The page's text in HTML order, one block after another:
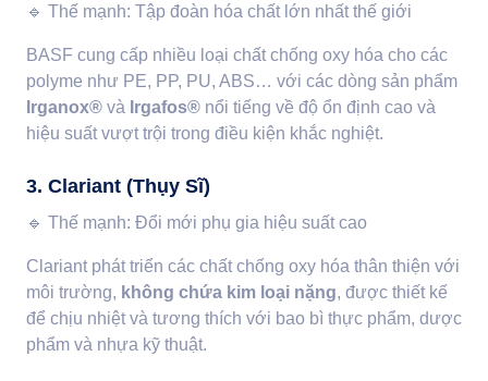
🔹 Thế mạnh: Tập đoàn hóa chất lớn nhất thế giới
BASF cung cấp nhiều loại chất chống oxy hóa cho các
polyme như PE, PP, PU, ABS… với các dòng sản phẩm
Irganox® và Irgafos® nổi tiếng về độ ổn định cao và
hiệu suất vượt trội trong điều kiện khắc nghiệt.
3. Clariant (Thụy Sĩ)
🔹 Thế mạnh: Đổi mới phụ gia hiệu suất cao
Clariant phát triển các chất chống oxy hóa thân thiện với
môi trường, không chứa kim loại nặng, được thiết kế
để chịu nhiệt và tương thích với bao bì thực phẩm, dược
phẩm và nhựa kỹ thuật.